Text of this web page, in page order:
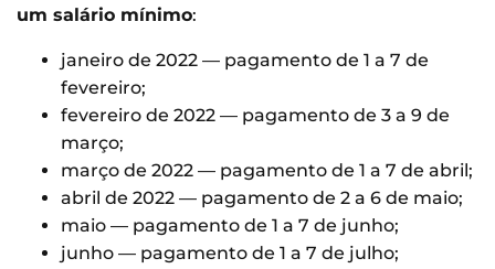
um salário mínimo:
janeiro de 2022 — pagamento de 1 a 7 de
fevereiro;
fevereiro de 2022 — pagamento de 3 a 9 de
março;
março de 2022 — pagamento de 1 a 7 de abril;
abril de 2022 — pagamento de 2 a 6 de maio;
maio — pagamento de 1 a 7 de junho;
junho — pagamento de 1 a 7 de julho;